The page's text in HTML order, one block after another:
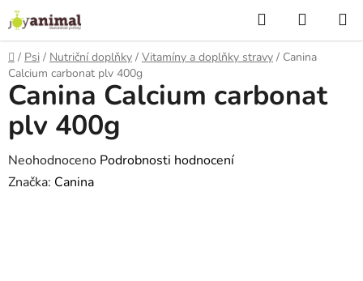
Přejít
na
obsah
Hledat
KOŠÍK
Domů
/ Psi / Nutriční doplňky / Vitamíny a doplňky stravy / Canina
Calcium carbonat plv 400g
Canina Calcium carbonat
plv 400g
Průměrné
hodnocení
Neohodnoceno Podrobnosti hodnocení
Značka: Canina